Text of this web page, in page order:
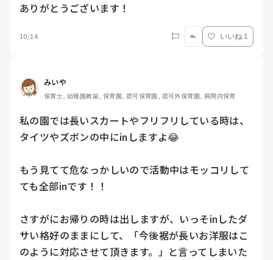
ありがとうございます！
10/14 いいね 1
みいや
保育士, 幼稚園教諭, 保育園, 認可保育園, 認可外保育園, 病院内保育
私の園では長いスカートやフリフリしている時は、
タイツやズボンの中にinしますよ😂
もう見てて危なっかしいので活動中はモッコリして
ても全部inです！！
さすがにお帰りの時は出しますが、いっそinしたダ
サい格好のままにして、「今後裾が長いお洋服はこ
のように対応させて頂きます。」と言ってしまいた